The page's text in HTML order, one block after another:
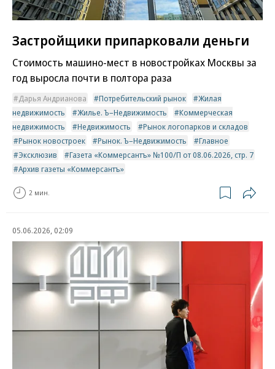
Застройщики припарковали деньги
Стоимость машино-мест в новостройках Москвы за
год выросла почти в полтора раза
Дарья Андрианова Потребительский рынок
Жилая
недвижимость
Жилье. Ъ–Недвижимость
Коммерческая
недвижимость
Недвижимость
Рынок логопарков и складов
Рынок новостроек
Рынок. Ъ–Недвижимость
Главное
Эксклюзив
Газета «Коммерсантъ» №100/П от 08.06.2026, стр. 7
Архив газеты «Коммерсантъ»
2 мин.
05.06.2026, 02:09